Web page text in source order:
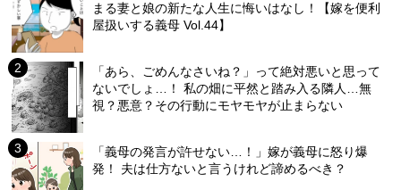
まる妻と娘の新たな人生に悔いはなし！【嫁を便利
屋扱いする義母 Vol.44】
「あら、ごめんなさいね？」って絶対悪いと思って
ないでしょ…！ 私の畑に平然と踏み入る隣人…無
視？悪意？その行動にモヤモヤが止まらない
「義母の発言が許せない…！」嫁が義母に怒り爆
発！ 夫は仕方ないと言うけれど諦めるべき？